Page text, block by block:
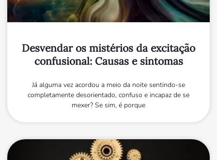
Desvendar os mistérios da excitação
confusional: Causas e sintomas
Já alguma vez acordou a meio da noite sentindo-se
completamente desorientado, confuso e incapaz de se
mexer? Se sim, é porque